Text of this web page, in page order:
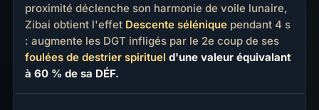
proximité déclenche son harmonie de voile lunaire,
Zibai obtient l'effet Descente séléniquependant 4 s
: augmente les DGT infligés par le 2e coup de ses
foulées de destrier spirituel d'une valeur équivalant
à 60 % de sa DÉF.